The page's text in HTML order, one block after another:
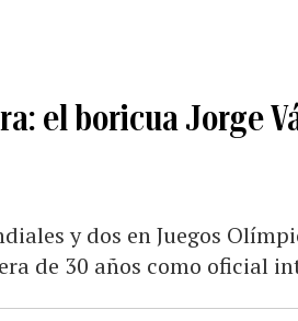
el boricua Jorge
y dos en Juegos
de 30 años como oficial